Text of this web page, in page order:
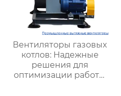
Вентиляторы газовых
котлов: Надежные
решения для
оптимизации работы